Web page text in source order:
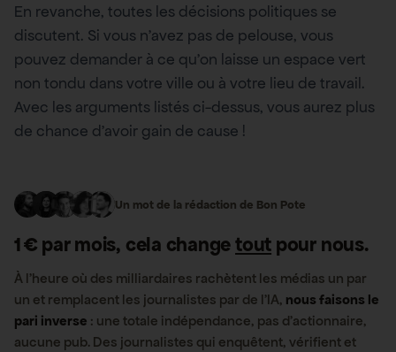
En revanche, toutes les décisions politiques se
discutent. Si vous n’avez pas de pelouse, vous
pouvez demander à ce qu’on laisse un espace vert
non tondu dans votre ville ou à votre lieu de travail.
Avec les arguments listés ci-dessus, vous aurez plus
de chance d’avoir gain de cause !
Un mot de la rédaction de Bon Pote
1 € par mois, cela changetout pour nous.
À l’heure où des milliardaires rachètent les médias un par
un et remplacent les journalistes par de l’IA, nous faisons le
pari inverse : une totale indépendance, pas d’actionnaire,
aucune pub. Des journalistes qui enquêtent, vérifient et